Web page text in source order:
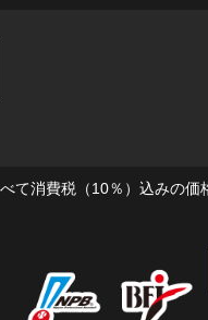
て消費税（10％）込みの価